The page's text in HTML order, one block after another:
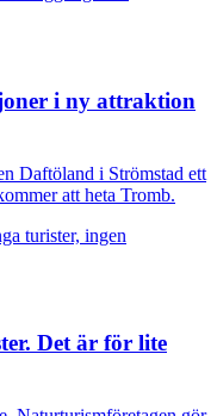
i ny attraktion
Daftöland i Strömstad ett
att heta Tromb.
Det är för lite